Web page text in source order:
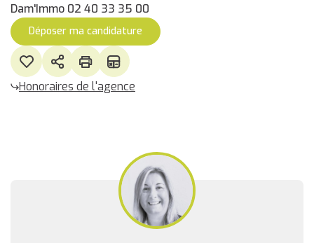
Dam'Immo 02 40 33 35 00
Déposer ma candidature
Honoraires de l'agence